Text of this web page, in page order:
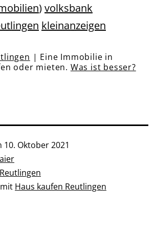
) volksbank
kleinanzeigen
| Eine Immobilie in
oder mieten. Was ist besser?
10. Oktober 2021
Reutlingen
Haus kaufen Reutlingen